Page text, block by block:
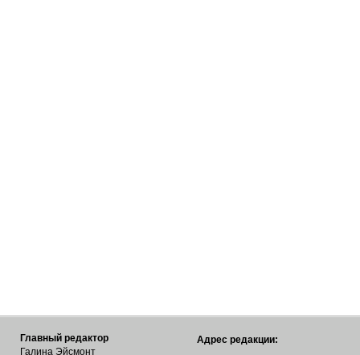
Главный редактор
Галина Эйсмонт
Адрес редакции: